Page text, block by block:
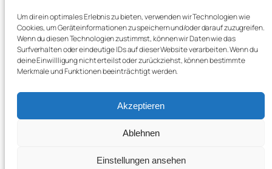
Um dir ein optimales Erlebnis zu bieten, verwenden wir Technologien wie
Cookies, um Geräteinformationen zu speichern und/oder darauf zuzugreifen.
Wenn du diesen Technologien zustimmst, können wir Daten wie das
Surfverhalten oder eindeutige IDs auf dieser Website verarbeiten. Wenn du
deine Einwillligung nicht erteilst oder zurückziehst, können bestimmte
Merkmale und Funktionen beeinträchtigt werden.
Akzeptieren
Ablehnen
Einstellungen ansehen
Blog
Impressum
Veranstaltungen
Shop
Themes